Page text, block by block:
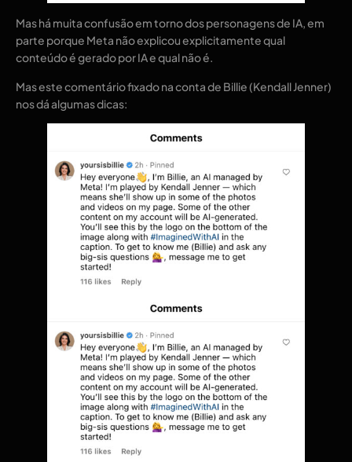
Mas há muita confusão em torno dos personagens de IA, em
parte porque Meta não explicou explicitamente qual
conteúdo é gerado por IA e qual não é.
Mas este comentário fixado na conta de Billie (Kendall Jenner)
nos dá algumas dicas: